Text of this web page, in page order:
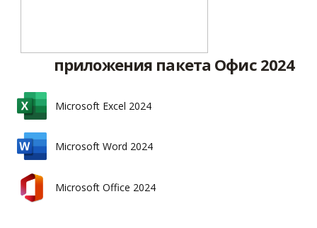
приложения пакета Офис 2024
Microsoft Excel 2024
Microsoft Word 2024
Microsoft Office 2024